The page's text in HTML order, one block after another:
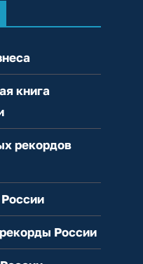
книга
рекордов
России